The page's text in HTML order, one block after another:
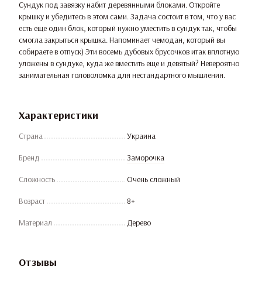
Сундук под завязку набит деревянными блоками. Откройте
крышку и убедитесь в этом сами. Задача состоит в том, что у вас
есть еще один блок, который нужно уместить в сундук так, чтобы
смогла закрыться крышка. Напоминает чемодан, который вы
собираете в отпуск) Эти восемь дубовых брусочков итак вплотную
уложены в сундуке, куда же вместить еще и девятый? Невероятно
занимательная головоломка для нестандартного мышления.
Характеристики
Страна Украина
Бренд Заморочка
Сложность Очень сложный
Возраст 8+
Материал Дерево
Отзывы